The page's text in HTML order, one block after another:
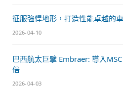
征服強悍地形，打造性能卓越的
2026-04-10
巴西航太巨擘 Embraer: 導入
倍
2026-04-03